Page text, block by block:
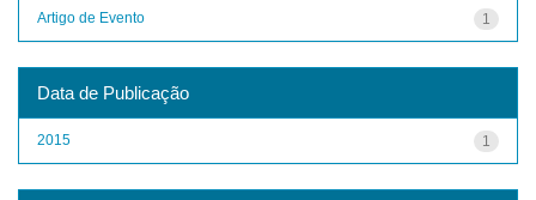
1
Artigo de Evento
Data de Publicação
1
2015